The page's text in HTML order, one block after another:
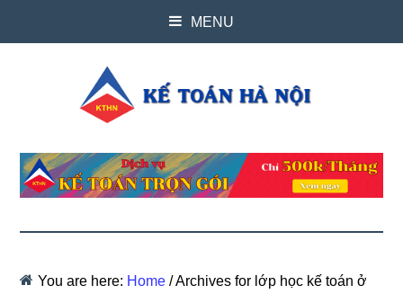
MENU
You are here: Home /Archives for lớp học kế toán ở